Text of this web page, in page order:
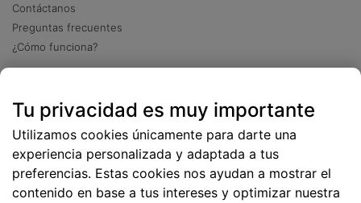
Contáctanos
Preguntas frecuentes
¿Cómo funciona?
Más de 2 millones de descargas
Tu privacidad es muy importante
Utilizamos cookies únicamente para darte una
experiencia personalizada y adaptada a tus
preferencias. Estas cookies nos ayudan a mostrar el
contenido en base a tus intereses y optimizar nuestra